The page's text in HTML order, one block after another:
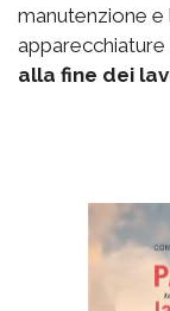
manutenzione e
apparecchiature
alla fine dei